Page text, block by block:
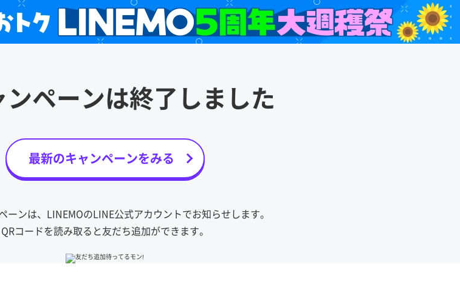
ンペーンは終了しました
最新のキャンペーンをみる
ーンは、LINEMOのLINE公式アカウントでお知らせします。
QRコードを読み取ると友だち追加ができます。